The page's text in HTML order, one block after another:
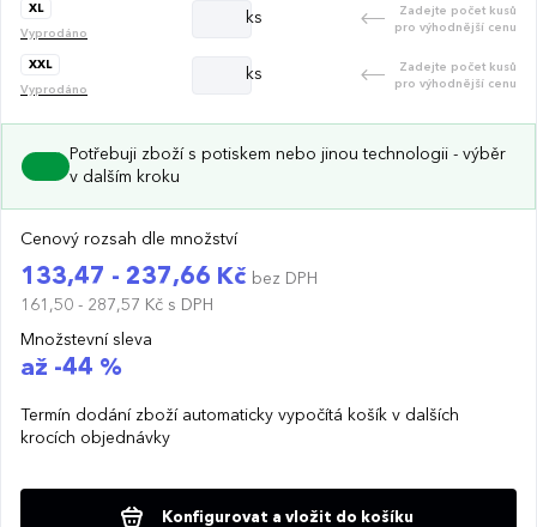
XL
Vyprodáno
ks
Zadejte počet kusů
pro výhodnější cenu
XXL
Vyprodáno
ks
Zadejte počet kusů
pro výhodnější cenu
Potřebuji zboží s potiskem nebo jinou technologii - výběr
v dalším kroku
Cenový rozsah dle množství
133,47 - 237,66 Kč bez DPH
161,50 - 287,57 Kč s DPH
Množstevní sleva
až -44 %
Termín dodání zboží automaticky vypočítá košík v dalších
krocích objednávky
Konfigurovat a vložit do košíku